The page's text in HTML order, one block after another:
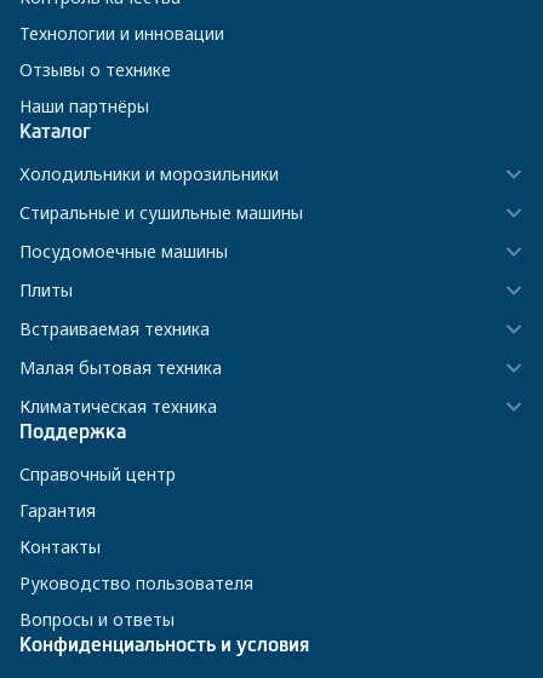
Технологии и инновации
Отзывы о технике
Наши партнёры
Каталог
Холодильники и морозильники
Стиральные и сушильные машины
Посудомоечные машины
Плиты
Встраиваемая техника
Малая бытовая техника
Климатическая техника
Поддержка
Справочный центр
Гарантия
Контакты
Руководство пользователя
Вопросы и ответы
Конфиденциальность и условия